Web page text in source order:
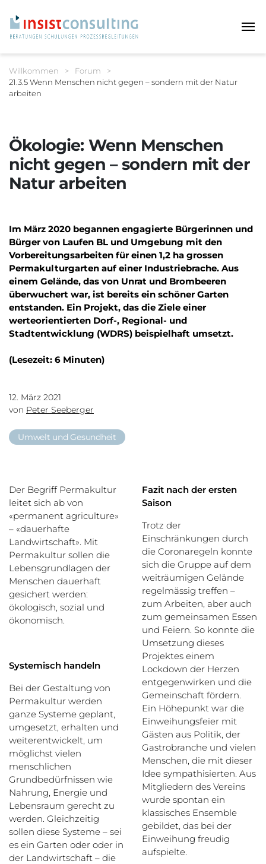
Breadcrumbnavigation
Sie befinden sich hier:
Willkommen > Forum
>
21.3.5 Wenn Menschen nicht gegen – sondern mit der Natur
arbeiten
Ökologie: Wenn Menschen
nicht gegen – sondern mit der
Natur arbeiten
Im März 2020 begannen engagierte Bürgerinnen und
Bürgervon Laufen BL und Umgebung mit den
Vorbereitungsarbeiten für einen 1,2 ha grossen
Permakulturgarten auf einer Industriebrache. Aus
einem Gelände, das von Unrat und Brombeeren
überwuchert war, ist bereits ein schöner Garten
entstanden. Ein Projekt, das die Ziele einer
werteorientierten Dorf-, Regional- und
Stadtentwicklung (WDRS) beispielhaft umsetzt.
(Lesezeit: 6 Minuten)
12. März 2021
von Peter Seeberger
Umwelt und Gesundheit
Der Begriff Permakultur
leitet sich ab von
«permanent agriculture»
– «dauerhafte
Landwirtschaft». Mit
Permakultur sollen die
Lebensgrundlagen der
Menschen dauerhaft
gesichert werden:
ökologisch, sozial und
ökonomisch.
Systemisch handeln
Bei der Gestaltung von
Permakultur werden
ganze Systeme geplant,
umgesetzt, erhalten und
weiterentwickelt, um
möglichst vielen
menschlichen
Grundbedürfnissen wie
Nahrung, Energie und
Lebensraum gerecht zu
werden. Gleichzeitig
sollen diese Systeme – sei
es ein Garten oder oder in
der Landwirtschaft – die
Fazit nach der ersten
Saison
Trotz der
Einschränkungen durch
die Coronaregeln konnte
sich die Gruppe auf dem
weiträumigen Gelände
regelmässig treffen –
zum Arbeiten, aber auch
zum gemeinsamen Essen
und Feiern. So konnte die
Umsetzung dieses
Projektes einem
Lockdown der Herzen
entgegenwirken und die
Gemeinschaft fördern.
Ein Höhepunkt war die
Einweihungsfeier mit
Gästen aus Politik, der
Gastrobranche und vielen
Menschen, die mit dieser
Idee sympathisierten. Aus
Mitgliedern des Vereins
wurde spontan ein
klassisches Ensemble
gebildet, das bei der
Einweihung freudig
aufspielte.